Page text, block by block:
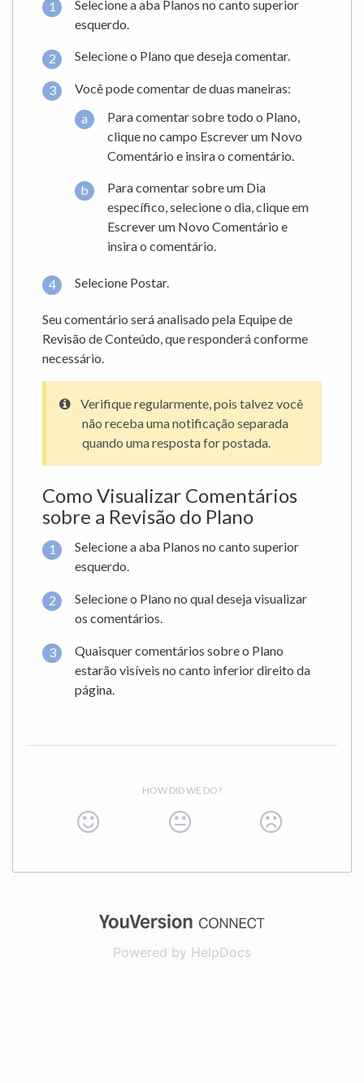
Selecione a aba Planos no canto superior
esquerdo.
Selecione o Plano que deseja comentar.
Você pode comentar de duas maneiras:
Para comentar sobre todo o Plano,
clique no campo Escrever um Novo
Comentário e insira o comentário.
Para comentar sobre um Dia
específico, selecione o dia, clique em
Escrever um Novo Comentário e
insira o comentário.
Selecione Postar.
Seu comentário será analisado pela Equipe de
Revisão de Conteúdo, que responderá conforme
necessário.
Verifique regularmente, pois talvez você
não receba uma notificação separada
quando uma resposta for postada.
Como Visualizar Comentários
sobre a Revisão do Plano
Selecione a aba Planos no canto superior
esquerdo.
Selecione o Plano no qual deseja visualizar
os comentários.
Quaisquer comentários sobre o Plano
estarão visíveis no canto inferior direito da
página.
HOW DID WE DO?
(opens in a
Powered by HelpDocs